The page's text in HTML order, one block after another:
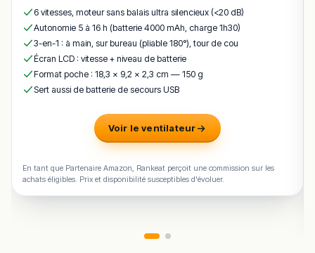
6 vitesses, moteur sans balais ultra silencieux (<20 dB)
Autonomie 5 à 16 h (batterie 4000 mAh, charge 1h30)
3-en-1 : à main, sur bureau (pliable 180°), tour de cou
Écran LCD : vitesse + niveau de batterie
Format poche : 18,3 × 9,2 × 2,3 cm — 150 g
Sert aussi de batterie de secours USB
Voir le ventilateur
En tant que Partenaire Amazon, Rankeat perçoit une commission sur les
achats éligibles. Prix et disponibilité susceptibles d'évoluer.